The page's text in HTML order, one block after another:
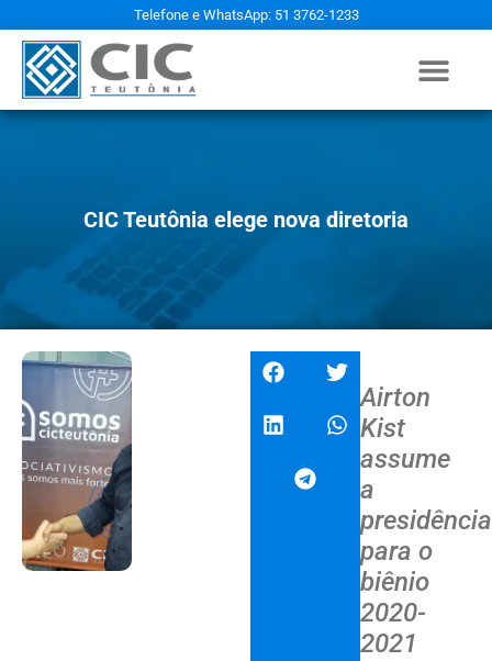
Telefone e WhatsApp: 51 3762-1233
CIC Teutônia elege nova diretoria
Airton
Kist
assume
a
presidência
para o
biênio
2020-
2021